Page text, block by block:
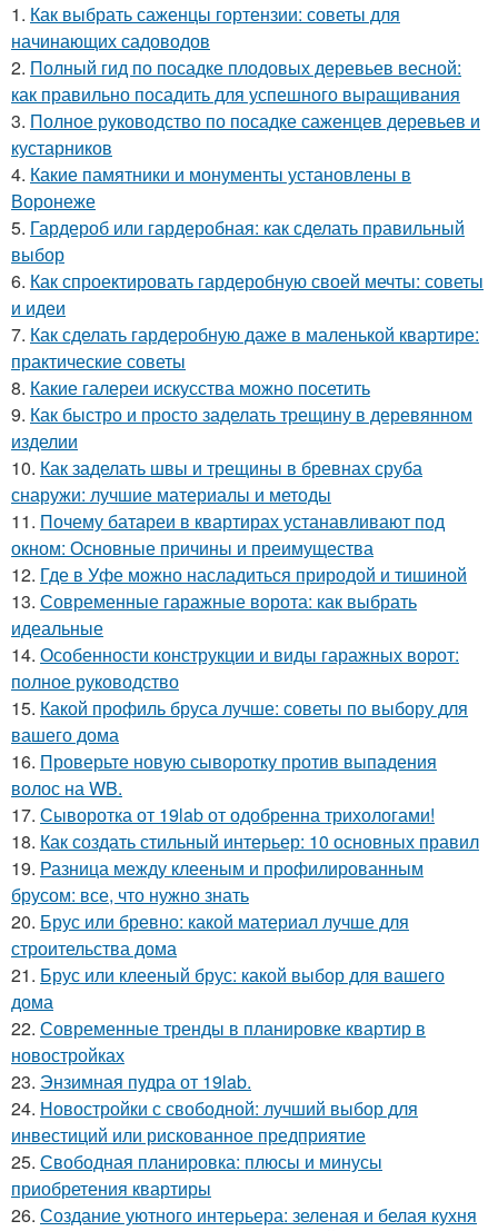
1. Как выбрать саженцы гортензии: советы для
начинающих садоводов
2. Полный гид по посадке плодовых деревьев весной:
как правильно посадить для успешного выращивания
3. Полное руководство по посадке саженцев деревьев и
кустарников
4. Какие памятники и монументы установлены в
Воронеже
5. Гардероб или гардеробная: как сделать правильный
выбор
6. Как спроектировать гардеробную своей мечты: советы
и идеи
7. Как сделать гардеробную даже в маленькой квартире:
практические советы
8. Какие галереи искусства можно посетить
9. Как быстро и просто заделать трещину в деревянном
изделии
10. Как заделать швы и трещины в бревнах сруба
снаружи: лучшие материалы и методы
11. Почему батареи в квартирах устанавливают под
окном: Основные причины и преимущества
12. Где в Уфе можно насладиться природой и тишиной
13. Современные гаражные ворота: как выбрать
идеальные
14. Особенности конструкции и виды гаражных ворот:
полное руководство
15. Какой профиль бруса лучше: советы по выбору для
вашего дома
16. Проверьте новую сыворотку против выпадения
волос на WB.
17. Сыворотка от 19lab от одобренна трихологами!
18. Как создать стильный интерьер: 10 основных правил
19. Разница между клееным и профилированным
брусом: все, что нужно знать
20. Брус или бревно: какой материал лучше для
строительства дома
21. Брус или клееный брус: какой выбор для вашего
дома
22. Современные тренды в планировке квартир в
новостройках
23. Энзимная пудра от 19lab.
24. Новостройки с свободной: лучший выбор для
инвестиций или рискованное предприятие
25. Свободная планировка: плюсы и минусы
приобретения квартиры
26. Создание уютного интерьера: зеленая и белая кухня